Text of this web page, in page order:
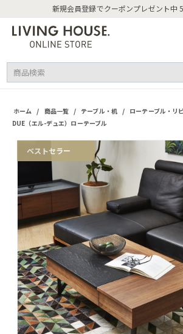
新規会員登録でクーポンプ
ホーム / 商品一覧 / テーブル・机 / ローテーブル・リ
DUE（エル-デュエ）ローテーブル
ベストセラー